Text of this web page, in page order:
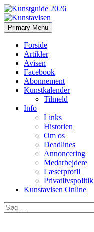
Kunstavisen
Search
Primary Menu Skip
to
Forside
Artikler
Avisen
Facebook
Abonnement
Kunstkalender
Tilmeld
Info
Links
Historien
Om os
Deadlines
Annoncering
Medarbejdere
Læserprofil
Privatlivspolitik
Kunstavisen Online
Search
for: